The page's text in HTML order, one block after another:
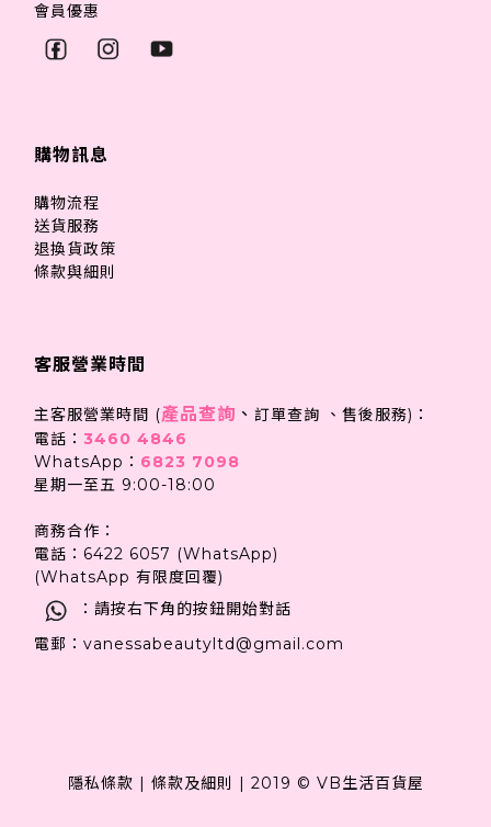
會員優惠
購物訊息
購物流程
送貨服務
退換貨政策
條款與細則
客服營業時間
主客服營業時間 (產品查詢 、 訂單查詢 、售後服務)：
電話： 3460 4846
WhatsApp： 6823 7098
星期一至五 9:00-18:00
商務合作：
電話：6422 6057 (WhatsApp)
(WhatsApp 有限度回覆)
：請按右下角的按鈕開始對話
電郵：vanessabeautyltd@gmail.com
隱私條款 | 條款及細則 | 2019 © VB生活百貨屋